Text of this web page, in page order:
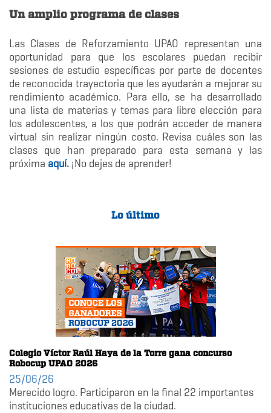
Un amplio programa de clases
Las Clases de Reforzamiento UPAO representan una
oportunidad para que los escolares puedan recibir
sesiones de estudio específicas por parte de docentes
de reconocida trayectoria que les ayudarán a mejorar su
rendimiento académico. Para ello, se ha desarrollado
una lista de materias y temas para libre elección para
los adolescentes, a los que podrán acceder de manera
virtual sin realizar ningún costo. Revisa cuáles son las
clases que han preparado para esta semana y las
próxima aquí. ¡No dejes de aprender!
Lo último
Colegio Víctor Raúl Haya de la Torre gana concurso
Robocup UPAO 2026
25/06/26
Merecido logro. Participaron en la final 22 importantes
instituciones educativas de la ciudad.